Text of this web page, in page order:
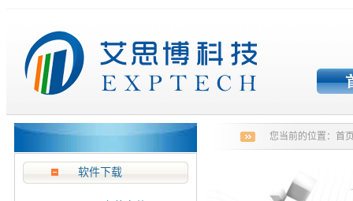
您当前的位置： 首
软件下载